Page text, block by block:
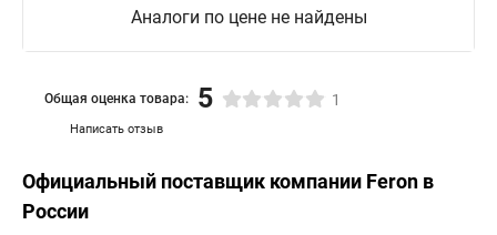
Аналоги по цене не найдены
Написать отзыв
Общая оценка товара: 5 1
Официальный поставщик компании Feron в
России